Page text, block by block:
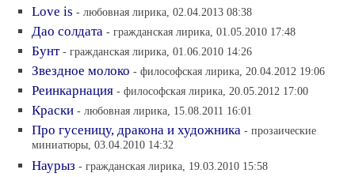
Love is - любовная лирика, 02.04.2013 08:38
Дао солдата - гражданская лирика, 01.05.2010 17:48
Бунт - гражданская лирика, 01.06.2010 14:26
Звездное молоко - философская лирика, 20.04.2012 19:06
Реинкарнация - философская лирика, 20.05.2012 17:00
Краски - любовная лирика, 15.08.2011 16:01
Про гусеницу, дракона и художника - прозаические
миниатюры, 03.04.2010 14:32
Наурыз - гражданская лирика, 19.03.2010 15:58